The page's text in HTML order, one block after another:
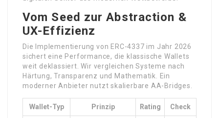
Vom Seed zur Abstraction &
UX-Effizienz
Die Implementierung von ERC-4337 im Jahr 2026
sichert eine Performance, die klassische Wallets
weit deklassiert. Wir vergleichen Systeme nach
Härtung, Transparenz und Mathematik. Ein
moderner Anbieter nutzt skalierbare AA-Bridges.
Wallet-Typ Prinzip Rating Check